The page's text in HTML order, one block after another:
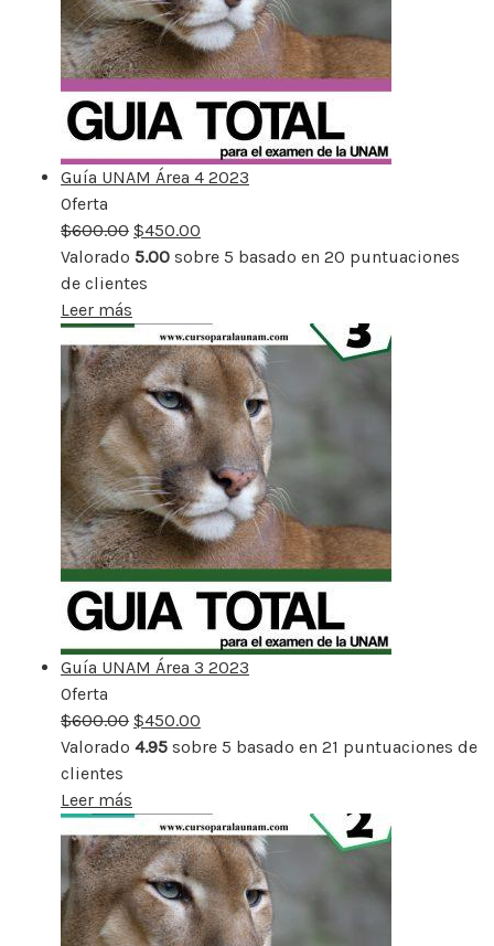
Guía UNAM Área 4 2023
Oferta
rebajado
$600.00 $450.00
Valorado 5.00 sobre 5 basado en 20 puntuaciones
de clientes
Leer más
Guía UNAM Área 3 2023
Oferta
rebajado
$600.00 $450.00
Valorado 4.95 sobre 5 basado en 21 puntuaciones de
clientes
Leer más